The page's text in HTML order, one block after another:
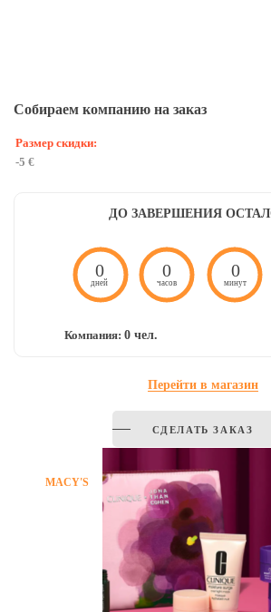
Собираем компанию на заказ
Размер скидки:
-5 €
ДО ЗАВЕРШЕНИЯ
0
дней
0
часов
0
минут
Компания:0 чел.
Перейти в магазин
СДЕЛАТЬ ЗАКАЗ
MACY'S